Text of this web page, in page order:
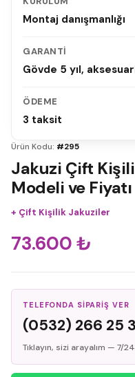
Montaj danışmanlığı
GARANTI
Gövde 5 yıl,
ÖDEME
3 taksit
Ürün Kodu: #295
Jakuzi Çift
Modeli ve Fiyatı
+ Çift Kişilik Jakuziler
73.600 ₺
TELEFONDA SIPARIŞ VER
(0532) 266 25
Tıklayın, sizi arayalım — 7/